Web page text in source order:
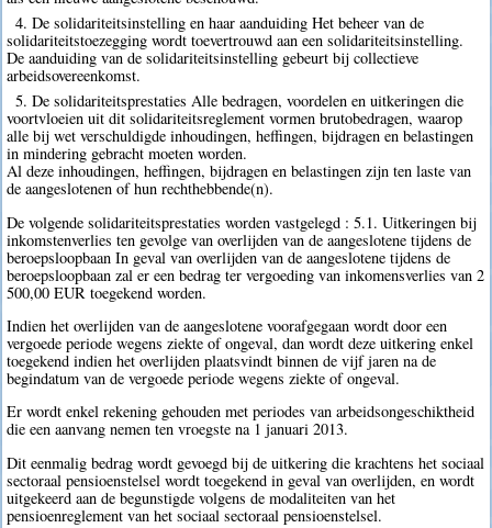
4. De solidariteitsinstelling en haar aanduiding Het beheer van de
solidariteitstoezegging wordt toevertrouwd aan een solidariteitsinstelling.
De aanduiding van de solidariteitsinstelling gebeurt bij collectieve
arbeidsovereenkomst.
5. De solidariteitsprestaties Alle bedragen, voordelen en uitkeringen die
voortvloeien uit dit solidariteitsreglement vormen brutobedragen, waarop
alle bij wet verschuldigde inhoudingen, heffingen, bijdragen en belastingen
in mindering gebracht moeten worden.
Al deze inhoudingen, heffingen, bijdragen en belastingen zijn ten laste van
de aangeslotenen of hun rechthebbende(n).
De volgende solidariteitsprestaties worden vastgelegd : 5.1. Uitkeringen bij
inkomstenverlies ten gevolge van overlijden van de aangeslotene tijdens de
beroepsloopbaan In geval van overlijden van de aangeslotene tijdens de
beroepsloopbaan zal er een bedrag ter vergoeding van inkomensverlies van 2
500,00 EUR toegekend worden.
Indien het overlijden van de aangeslotene voorafgegaan wordt door een
vergoede periode wegens ziekte of ongeval, dan wordt deze uitkering enkel
toegekend indien het overlijden plaatsvindt binnen de vijf jaren na de
begindatum van de vergoede periode wegens ziekte of ongeval.
Er wordt enkel rekening gehouden met periodes van arbeidsongeschiktheid
die een aanvang nemen ten vroegste na 1 januari 2013.
Dit eenmalig bedrag wordt gevoegd bij de uitkering die krachtens het sociaal
sectoraal pensioenstelsel wordt toegekend in geval van overlijden, en wordt
uitgekeerd aan de begunstigde volgens de modaliteiten van het
pensioenreglement van het sociaal sectoraal pensioenstelsel.